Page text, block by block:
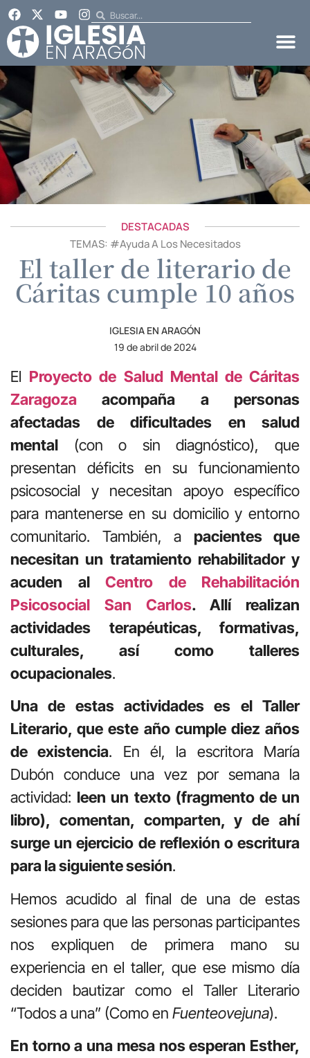
DESTACADAS
TEMAS: #Ayuda A Los Necesitados
El taller de literario de
Cáritas cumple 10 años
IGLESIA EN ARAGÓN
19 de abril de 2024
El Proyecto de Salud Mental de Cáritas
Zaragoza acompaña a personas
afectadas de dificultades en salud
mental (con o sin diagnóstico), que
presentan déficits en su funcionamiento
psicosocial y necesitan apoyo específico
para mantenerse en su domicilio y entorno
comunitario. También, a pacientes que
necesitan un tratamiento rehabilitador y
acuden al Centro de Rehabilitación
Psicosocial San Carlos. Allí realizan
actividades terapéuticas, formativas,
culturales, así como talleres
ocupacionales.
Una de estas actividades es el Taller
Literario, que este año cumple diez años
de existencia. En él, la escritora María
Dubón conduce una vez por semana la
actividad: leen un texto (fragmento de un
libro), comentan, comparten, y de ahí
surge un ejercicio de reflexión o escritura
para la siguiente sesión.
Hemos acudido al final de una de estas
sesiones para que las personas participantes
nos expliquen de primera mano su
experiencia en el taller, que ese mismo día
deciden bautizar como el Taller Literario
“Todos a una” (Como en Fuenteovejuna).
En torno a una mesa nos esperan Esther,